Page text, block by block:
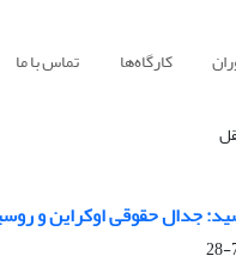
کارگاه‌ها تماس با ما
جدال حقوقی اوکراین و